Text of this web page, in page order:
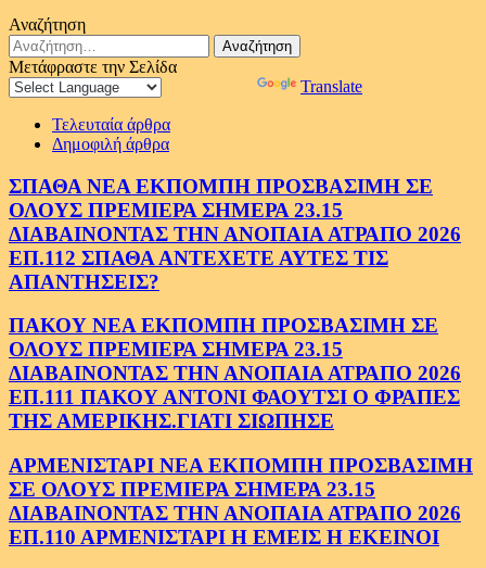
Αναζήτηση
Αναζήτηση
για:
Μετάφραστε την Σελίδα
Translate
Τελευταία άρθρα
Δημοφιλή άρθρα
ΣΠΑΘΑ ΝΕΑ ΕΚΠΟΜΠΗ ΠΡΟΣΒΑΣΙΜΗ ΣΕ
ΟΛΟΥΣ ΠΡΕΜΙΕΡΑ ΣΗΜΕΡΑ 23.15
ΔΙΑΒΑΙΝΟΝΤΑΣ ΤΗΝ ΑΝΟΠΑΙΑ ΑΤΡΑΠΟ 2026
ΕΠ.112 ΣΠΑΘΑ ΑΝΤΕΧΕΤΕ ΑΥΤΕΣ ΤΙΣ
ΑΠΑΝΤΗΣΕΙΣ?
ΠΑΚΟΥ ΝΕΑ ΕΚΠΟΜΠΗ ΠΡΟΣΒΑΣΙΜΗ ΣΕ
ΟΛΟΥΣ ΠΡΕΜΙΕΡΑ ΣΗΜΕΡΑ 23.15
ΔΙΑΒΑΙΝΟΝΤΑΣ ΤΗΝ ΑΝΟΠΑΙΑ ΑΤΡΑΠΟ 2026
ΕΠ.111 ΠΑΚΟΥ ΑΝΤΟΝΙ ΦΑΟΥΤΣΙ Ο ΦΡΑΠΕΣ
ΤΗΣ ΑΜΕΡΙΚΗΣ.ΓΙΑΤΙ ΣΙΩΠΗΣΕ
ΑΡΜΕΝΙΣΤΑΡΙ ΝΕΑ ΕΚΠΟΜΠΗ ΠΡΟΣΒΑΣΙΜΗ
ΣΕ ΟΛΟΥΣ ΠΡΕΜΙΕΡΑ ΣΗΜΕΡΑ 23.15
ΔΙΑΒΑΙΝΟΝΤΑΣ ΤΗΝ ΑΝΟΠΑΙΑ ΑΤΡΑΠΟ 2026
ΕΠ.110 ΑΡΜΕΝΙΣΤΑΡΙ Η ΕΜΕΙΣ Η ΕΚΕΙΝΟΙ